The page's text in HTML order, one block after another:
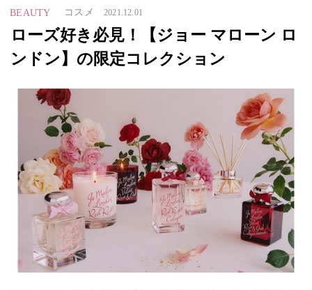
BEAUTY コスメ 2021.12.01
ローズ好き必見！【ジョー マローン ロ
ンドン】の限定コレクション